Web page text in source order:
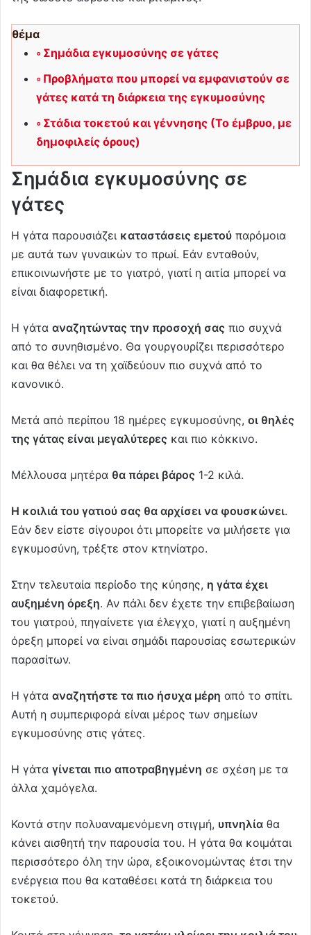
θέμα
Σημάδια εγκυμοσύνης σε γάτες
Προβλήματα που μπορεί να εμφανιστούν σε
γάτες κατά τη διάρκεια της εγκυμοσύνης
Στάδια τοκετού και γέννησης (Το έμβρυο, με
δημοφιλείς όρους)
Σημάδια εγκυμοσύνης σε
γάτες
Η γάτα παρουσιάζει καταστάσεις εμετού παρόμοια
με αυτά των γυναικών το πρωί. Εάν ενταθούν,
επικοινωνήστε με το γιατρό, γιατί η αιτία μπορεί να
είναι διαφορετική.
Η γάτα αναζητώντας την προσοχή σας πιο συχνά
από το συνηθισμένο. Θα γουργουρίζει περισσότερο
και θα θέλει να τη χαϊδεύουν πιο συχνά από το
κανονικό.
Μετά από περίπου 18 ημέρες εγκυμοσύνης, οι θηλές
της γάτας είναι μεγαλύτερες και πιο κόκκινο.
Μέλλουσα μητέρα θα πάρει βάρος 1-2 κιλά.
Η κοιλιά του γατιού σας θα αρχίσει να φουσκώνει.
Εάν δεν είστε σίγουροι ότι μπορείτε να μιλήσετε για
εγκυμοσύνη, τρέξτε στον κτηνίατρο.
Στην τελευταία περίοδο της κύησης, η γάτα έχει
αυξημένη όρεξη. Αν πάλι δεν έχετε την επιβεβαίωση
του γιατρού, πηγαίνετε για έλεγχο, γιατί η αυξημένη
όρεξη μπορεί να είναι σημάδι παρουσίας εσωτερικών
παρασίτων.
Η γάτα αναζητήστε τα πιο ήσυχα μέρη από το σπίτι.
Αυτή η συμπεριφορά είναι μέρος των σημείων
εγκυμοσύνης στις γάτες.
Η γάτα γίνεται πιο αποτραβηγμένη σε σχέση με τα
άλλα χαμόγελα.
Κοντά στην πολυαναμενόμενη στιγμή, υπνηλία θα
κάνει αισθητή την παρουσία του. Η γάτα θα κοιμάται
περισσότερο όλη την ώρα, εξοικονομώντας έτσι την
ενέργεια που θα καταθέσει κατά τη διάρκεια του
τοκετού.